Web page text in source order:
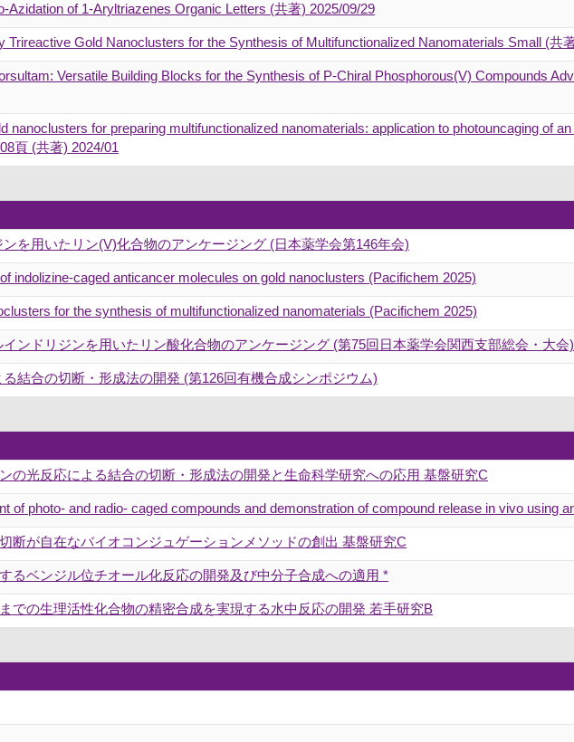
Azidation of 1-Aryltriazenes Organic Letters (共著) 2025/09/29
Trireactive Gold Nanoclusters for the Synthesis of Multifunctionalized Nanomaterials Small (共
Versatile Building Blocks for the Synthesis of P‐Chiral Phosphorous(V) Compounds
nanoclusters for preparing multifunctionalized nanomaterials: application to photouncaging of
頁 (共著) 2024/01
を用いたリン(V)化合物のアンケージング (日本薬学会第146年会)
indolizine-caged anticancer molecules on gold nanoclusters (Pacifichem 2025)
for the synthesis of multifunctionalized nanomaterials (Pacifichem 2025)
ンドリジンを用いたリン酸化合物のアンケージング (第75回日本薬学会関西支部総会・大会)
結合の切断・形成法の開発 (第126回有機合成シンポジウム)
の光反応による結合の切断・形成法の開発と生命科学研究への応用 基盤研究C
of photo- and radio- caged compounds and demonstration of compound release in vivo using
断が自在なバイオコンジュゲーションメソッドの創出 基盤研究C
るベンジル位チオール化反応の開発及び中分子合成への適用 *
での生理活性化合物の精密合成を実現する水中反応の開発 若手研究B